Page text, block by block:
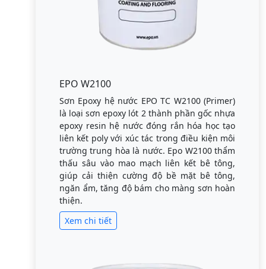
EPO W2100
Sơn Epoxy hệ nước EPO TC W2100 (Primer)
là loại sơn epoxy lót 2 thành phần gốc nhựa
epoxy resin hệ nước đóng rắn hóa học tạo
liên kết poly với xúc tác trong điều kiện môi
trường trung hòa là nước. Epo W2100 thẩm
thấu sâu vào mao mạch liên kết bê tông,
giúp cải thiện cường độ bề mặt bê tông,
ngăn ẩm, tăng độ bám cho màng sơn hoàn
thiện.
Xem chi tiết